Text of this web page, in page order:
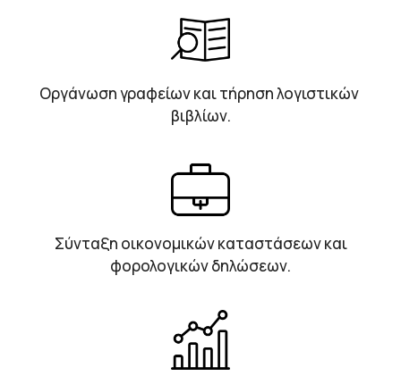
Οργάνωση γραφείων και τήρηση λογιστικών
βιβλίων.
Σύνταξη οικονομικών καταστάσεων και
φορολογικών δηλώσεων.